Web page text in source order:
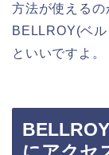
方法が使えるの
BELLROY(ベ
といいですよ。